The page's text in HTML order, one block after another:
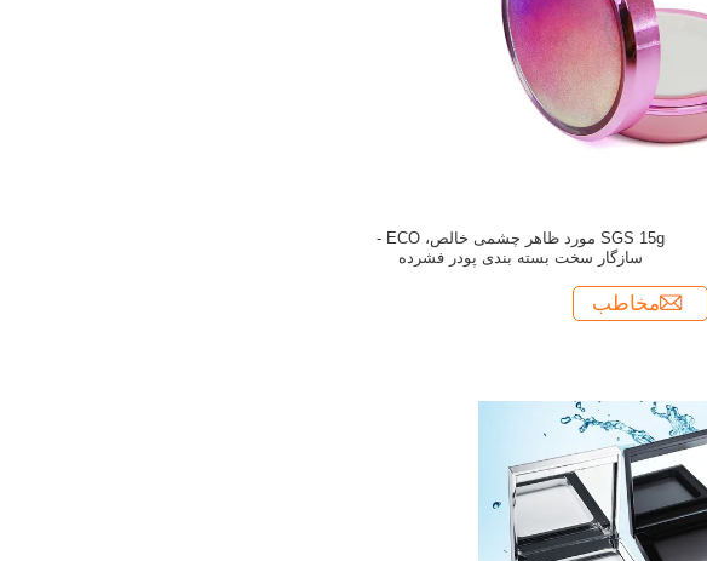
SGS 15g مورد ظاهر چشمی خالص، ECO -
سازگار سخت بسته بندی پودر فشرده
مخاطب